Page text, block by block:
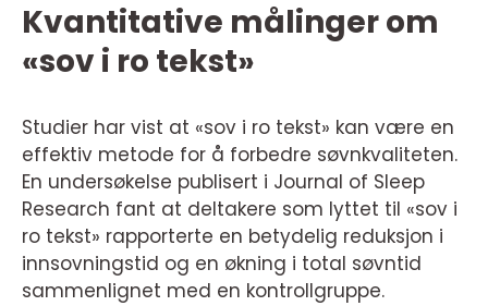
Kvantitative målinger om
«sov i ro tekst»
Studier har vist at «sov i ro tekst» kan være en
effektiv metode for å forbedre søvnkvaliteten.
En undersøkelse publisert i Journal of Sleep
Research fant at deltakere som lyttet til «sov i
ro tekst» rapporterte en betydelig reduksjon i
innsovningstid og en økning i total søvntid
sammenlignet med en kontrollgruppe.